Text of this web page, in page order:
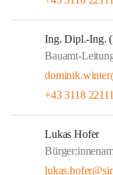
Ing. Dipl.-Ing.
Bauamt-
+43 3118
Lukas Hofer